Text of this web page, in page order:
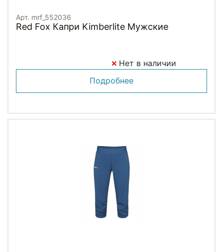
Арт. mrf_552036
Red Fox Капри Kimberlite Мужские
Нет в наличии
Подробнее